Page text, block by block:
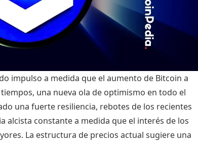
impulso a medida que el aumento de Bitcoin a
una nueva ola de optimismo en todo el
una fuerte resiliencia, rebotes de los recientes
alcista constante a medida que el interés de los
La estructura de precios actual sugiere una